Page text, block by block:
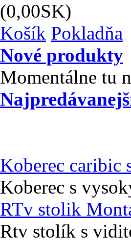
(0,00SK)
Košík Pokladňa
Nové produkty
Momentálne tu
Koberec caribic
Koberec s
RTv stolik
Rtv stolík s